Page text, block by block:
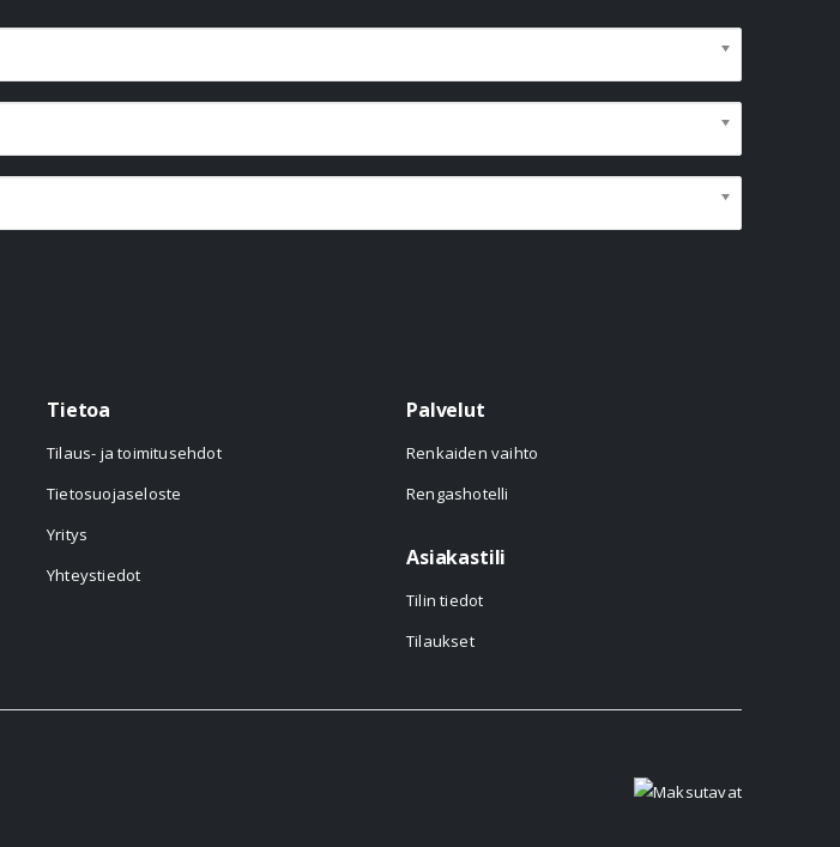
Tietoa
Tilaus- ja toimitusehdot
Tietosuojaseloste
Yritys
Yhteystiedot
Palvelut
Renkaiden vaihto
Rengashotelli
Asiakastili
Tilin tiedot
Tilaukset